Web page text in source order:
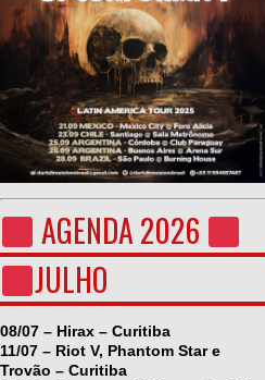
AGENDA 2026
JULHO
08/07 – Hirax – Curitiba
11/07 – Riot V, Phantom Star e
Trovão – Curitiba